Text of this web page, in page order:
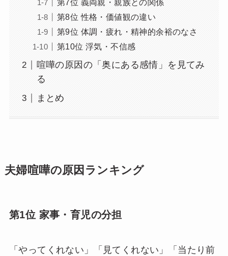
第7位 義両親・親族との関係
第8位 性格・価値観の違い
第9位 体調・疲れ・精神的余裕のなさ
第10位 浮気・不信感
喧嘩の原因の「奥にある感情」を見てみ
る
まとめ
夫婦喧嘩の原因ランキング
第1位 家事・育児の分担
「やってくれない」「見てくれない」「当たり前